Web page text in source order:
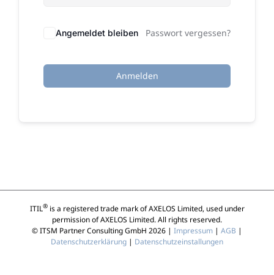
Angemeldet bleiben Passwort vergessen?
Anmelden
ITIL®is a registered trade mark of AXELOS Limited, used under
permission of AXELOS Limited. All rights reserved.
© ITSM Partner Consulting GmbH 2026 | Impressum | AGB |
Datenschutzerklärung | Datenschutzeinstallungen